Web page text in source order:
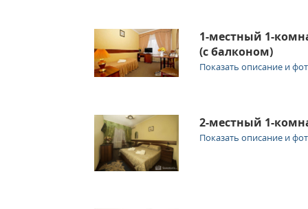
1-местный 1-
(с балконом)
Показать описание и
2-местный 1-
Показать описание и